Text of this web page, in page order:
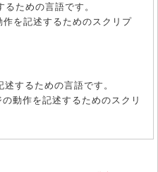
ための言語です。
を記述するためのスクリプ
するための言語です。
動作を記述するためのスクリ